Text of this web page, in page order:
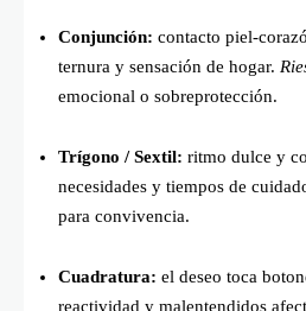
Conjunción: contacto piel-
ternura y sensación de hogar.
emocional o sobreprotección.
Trígono / Sextil: ritmo dulce y
necesidades y tiempos de
para convivencia.
Cuadratura: el deseo toca
reactividad y malentendidos